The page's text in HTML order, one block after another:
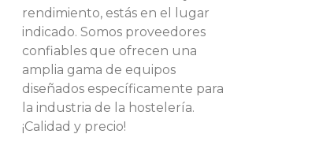
rendimiento, estás en el lugar
indicado. Somos proveedores
confiables que ofrecen una
amplia gama de equipos
diseñados específicamente para
la industria de la hostelería.
¡Calidad y precio!